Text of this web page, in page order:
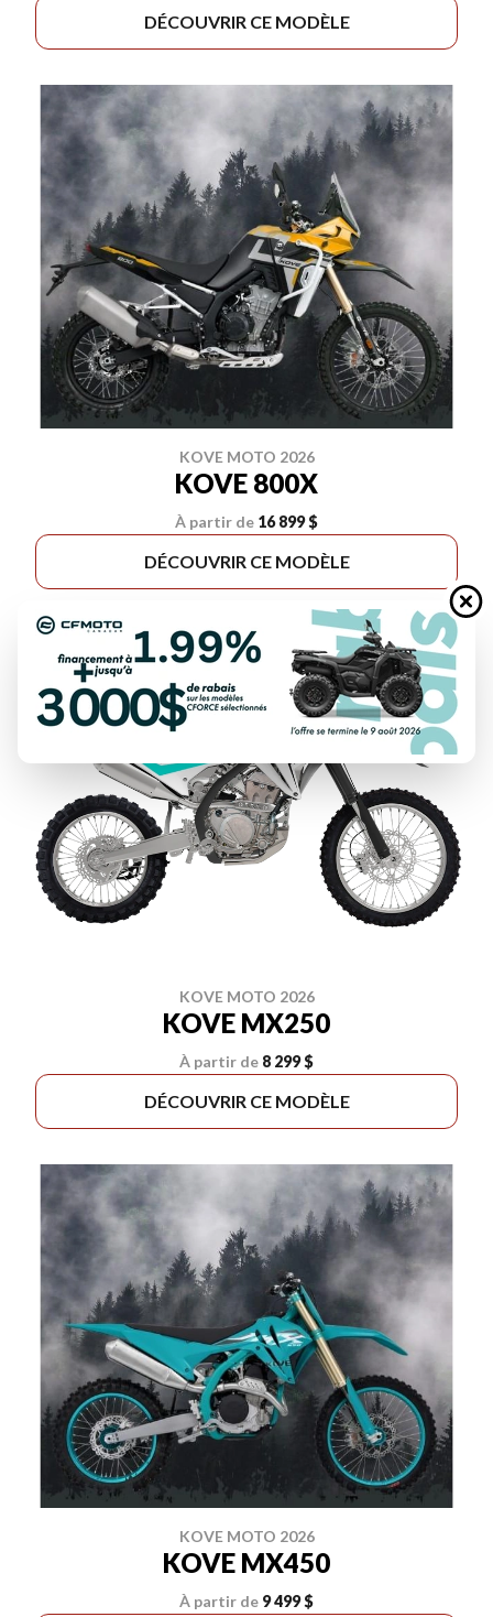
DÉCOUVRIR CE MODÈLE
KOVE MOTO 2026
KOVE 800X
À partir de 16 899 $
DÉCOUVRIR CE MODÈLE
KOVE MOTO 2026
KOVE MX250
À partir de 8 299 $
DÉCOUVRIR CE MODÈLE
KOVE MOTO 2026
KOVE MX450
À partir de 9 499 $